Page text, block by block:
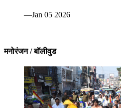
—Jan 05 2026
मनोरंजन / बॉलीवुड